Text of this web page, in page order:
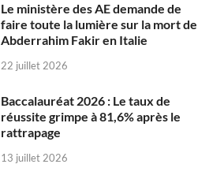
Le ministère des AE demande de
faire toute la lumière sur la mort de
Abderrahim Fakir en Italie
22 juillet 2026
Baccalauréat 2026 : Le taux de
réussite grimpe à 81,6% après le
rattrapage
13 juillet 2026